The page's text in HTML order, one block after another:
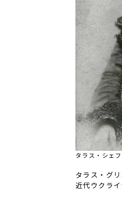
タラス・シェ
タラス・グ
近代ウクラ